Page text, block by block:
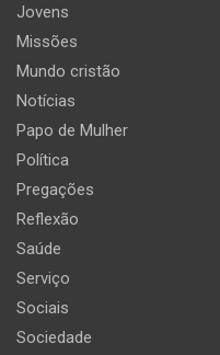
Jovens
Missões
Mundo cristão
Notícias
Papo de Mulher
Política
Pregações
Reflexão
Saúde
Serviço
Sociais
Sociedade